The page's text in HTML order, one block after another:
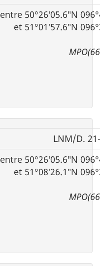
entre 50°26′05.6″N
et 51°01′57.6″N
LNM/D.
entre 50°26′05.6″N
et 51°08′26.1″N